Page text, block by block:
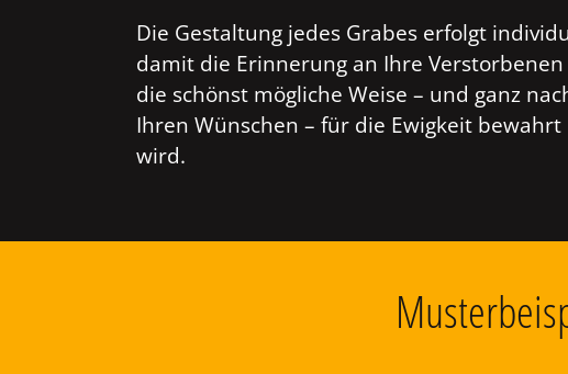
Die Gestaltung jedes Grabes erfolgt
damit die Erinnerung an Ihre
die schönst mögliche Weise – und ganz
Ihren Wünschen – für die Ewigkeit bewahrt
wird.